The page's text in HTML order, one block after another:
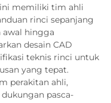
memiliki tim ahli
rinci sepanjang
awal hingga
desain CAD
teknis rinci untuk
yang tepat.
perakitan ahli,
pasca-